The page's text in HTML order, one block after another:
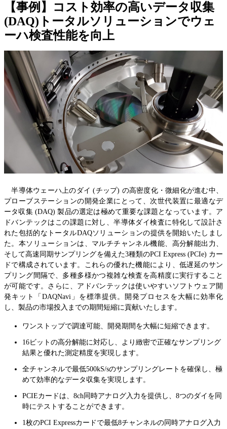
【事例】コスト効率の高いデータ収集
(DAQ)トータルソリューションでウェ
ーハ検査性能を向上
半導体ウェーハ上のダイ (チップ) の高密度化・微細化が進む中、
プローブステーションの開発企業にとって、次世代装置に最適なデ
ータ収集 (DAQ) 製品の選定は極めて重要な課題となっています。ア
ドバンテックはこの課題に対し、半導体ダイ検査に特化して設計さ
れた包括的なトータルDAQソリューションの提供を開始いたしまし
た。本ソリューションは、マルチチャンネル機能、高分解能出力、
そして高速同期サンプリングを備えた3種類のPCI Express (PCIe) カー
ドで構成されています。これらの優れた機能により、低遅延のサン
プリング間隔で、多種多様かつ複雑な検査を高精度に実行すること
が可能です。さらに、アドバンテックは使いやすいソフトウェア開
発キット「DAQNavi」を標準提供。開発プロセスを大幅に効率化
し、製品の市場投入までの期間短縮に貢献いたします。
ワンストップで調達可能、開発期間を大幅に短縮できます。
16ビットの高分解能に対応し、より緻密で正確なサンプリング
結果と優れた測定精度を実現します。
全チャンネルで最低500kS/sのサンプリングレートを確保し、極
めて効率的なデータ収集を実現します。
PCIEカードは、8ch同時アナログ入力を提供し、8つのダイを同
時にテストすることができます。
1枚のPCI Expressカードで最低8チャンネルの同時アナログ入力